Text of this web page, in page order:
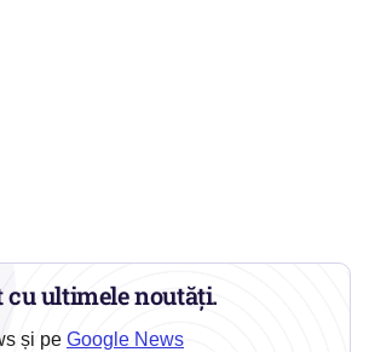
ultimele noutăți.
și pe Google News